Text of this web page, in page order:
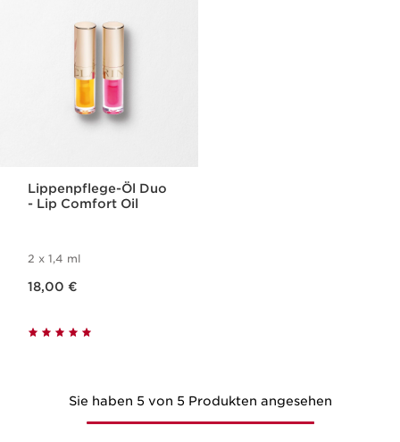
Lippenpflege-Öl Duo
- Lip Comfort Oil
2 x 1,4 ml
18,00 €
Sie haben 5 von 5 Produkten angesehen